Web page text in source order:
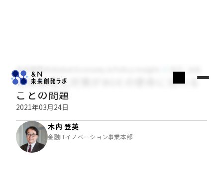
木内登英のGlobal Economy & Policy Insight
地球温暖化対策がBOEの使命に加わる
ことの問題
2021年03月24日
木内 登英
金融ITイノベーション事業本部